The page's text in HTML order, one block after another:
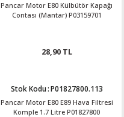
Pancar Motor E80 Külbütör Kapağı
Contası (Mantar) P03159701
28,90 TL
Stok Kodu:P01827800.113
Pancar Motor E80 E89 Hava Filtresi
Komple 1.7 Litre P01827800